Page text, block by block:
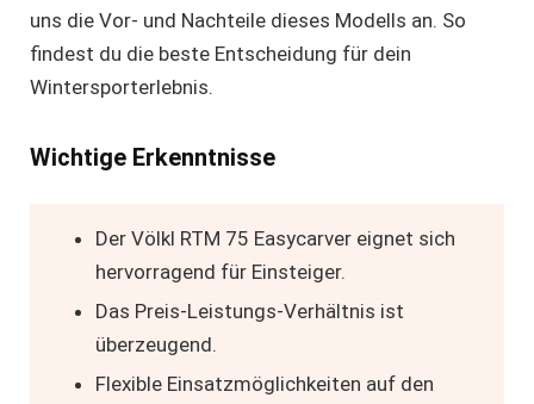
uns die Vor- und Nachteile dieses Modells an. So
findest du die beste Entscheidung für dein
Wintersporterlebnis.
Wichtige Erkenntnisse
Der Völkl RTM 75 Easycarver eignet sich
hervorragend für Einsteiger.
Das Preis-Leistungs-Verhältnis ist
überzeugend.
Flexible Einsatzmöglichkeiten auf den